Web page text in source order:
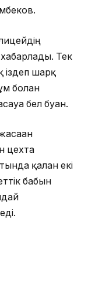
хабарлады. Тек
шарқ
болған
бел буған.
цехта
қалған екі
бабын